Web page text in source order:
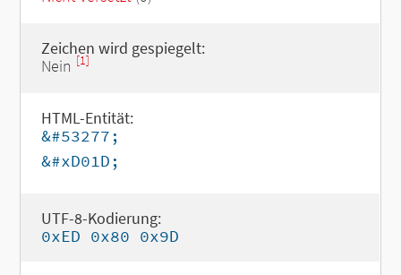
Zeichen wird gespiegelt:
Nein [1]
HTML-Entität:
&#53277;
&#xD01D;
UTF-8-Kodierung:
0xED 0x80 0x9D